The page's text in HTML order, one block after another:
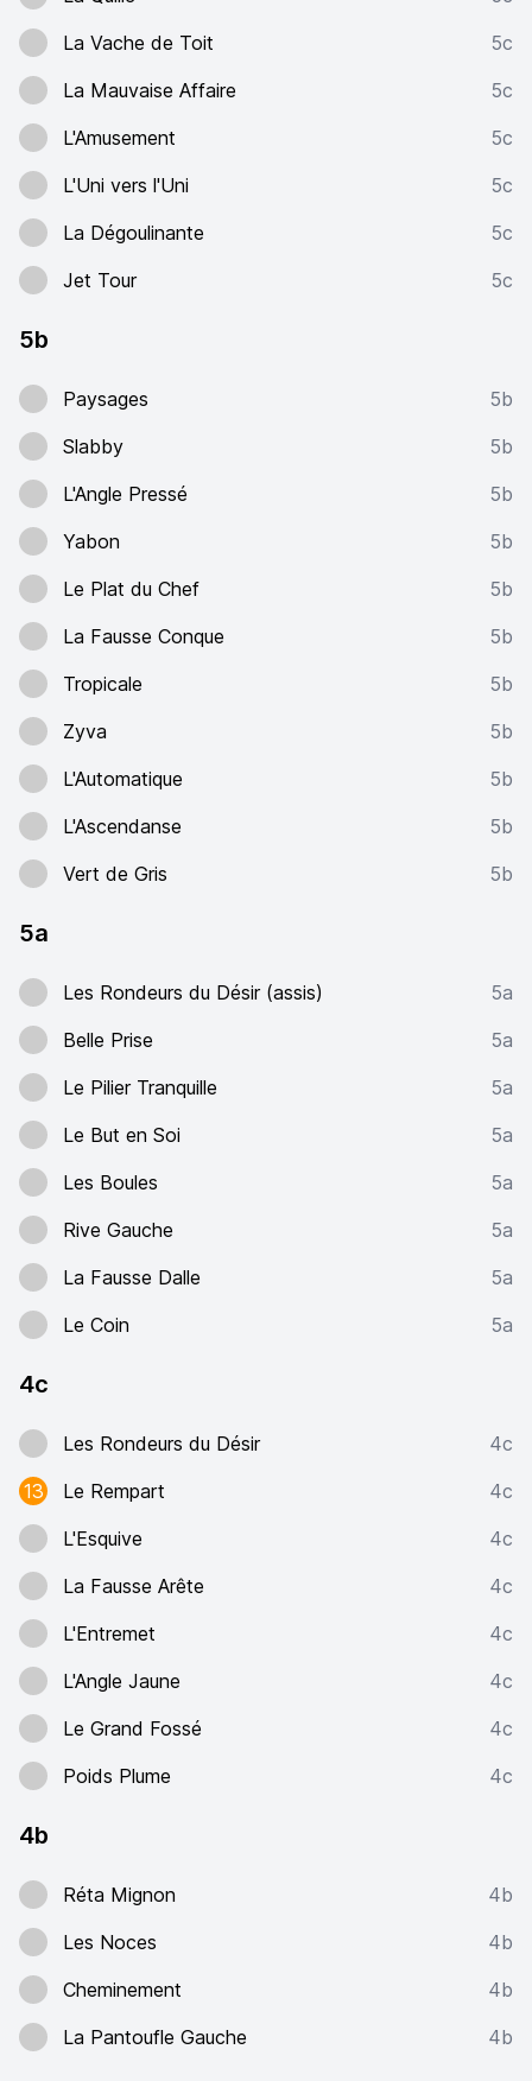
La Vache de Toit
5c
La Mauvaise Affaire
5c
L'Amusement
5c
L'Uni vers l'Uni
5c
La Dégoulinante
5c
Jet Tour
5c
5b
Paysages
5b
Slabby
5b
L'Angle Pressé
5b
Yabon
5b
Le Plat du Chef
5b
La Fausse Conque
5b
Tropicale
5b
Zyva
5b
L'Automatique
5b
L'Ascendanse
5b
Vert de Gris
5b
5a
Les Rondeurs du Désir (assis)
5a
Belle Prise
5a
Le Pilier Tranquille
5a
Le But en Soi
5a
Les Boules
5a
Rive Gauche
5a
La Fausse Dalle
5a
Le Coin
5a
4c
Les Rondeurs du Désir
4c
13
Le Rempart
4c
L'Esquive
4c
La Fausse Arête
4c
L'Entremet
4c
L'Angle Jaune
4c
Le Grand Fossé
4c
Poids Plume
4c
4b
Réta Mignon
4b
Les Noces
4b
Cheminement
4b
La Pantoufle Gauche
4b